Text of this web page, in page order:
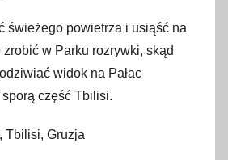
świeżego powietrza i usiąść na
zrobić w Parku rozrywki, skąd
widok na Pałac
część Tbilisi.
Tbilisi, Gruzja